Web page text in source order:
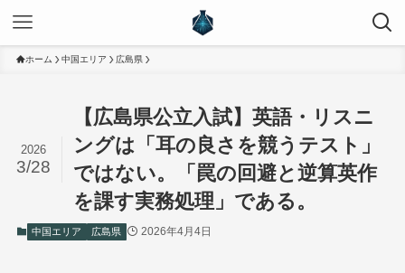
ホーム 中国エリア 広島県
【広島県公立入試】英語・リスニ
ングは「耳の良さを競うテスト」
ではない。「罠の回避と逆算英作
を課す実務処理」である。
2026
3/28
中国エリア 広島県 2026年4月4日